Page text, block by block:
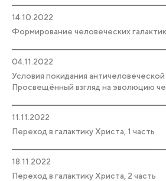
14.10.2022
Формирование человеческих галактик
04.11.2022
Условия покидания античеловеческой
Просвещённый взгляд на эволюцию
11.11.2022
Переход в галактику Христа, 1 часть
18.11.2022
Переход в галактику Христа, 2 часть